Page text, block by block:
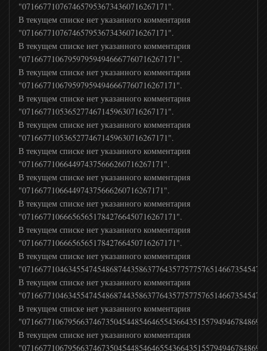
Europa Plus TV
ЖАРА
MTV 00s
MTV Hits
МСМ ТОР
Прямой
24 Украина
Дождь
РТР Планета
"07166771076746579536734360716267171".
В текущем списке нет указанного комментария
"07166771076746579536734360716267171".
В текущем списке нет указанного комментария
"0716677106795979594946667760716267171".
В текущем списке нет указанного комментария
"0716677106795979594946667760716267171".
В текущем списке нет указанного комментария
"07166771053652774671459630716267171".
В текущем списке нет указанного комментария
"07166771053652774671459630716267171".
В текущем списке нет указанного комментария
"0716677106644974375666260716267171".
В текущем списке нет указанного комментария
"0716677106644974375666260716267171".
В текущем списке нет указанного комментария
"0716677106665656517842766450716267171".
В текущем списке нет указанного комментария
"0716677106665656517842766450716267171".
В текущем списке нет указанного комментария
В текущем списке нет указанного комментария
В текущем списке нет указанного комментария
В текущем списке нет указанного комментария